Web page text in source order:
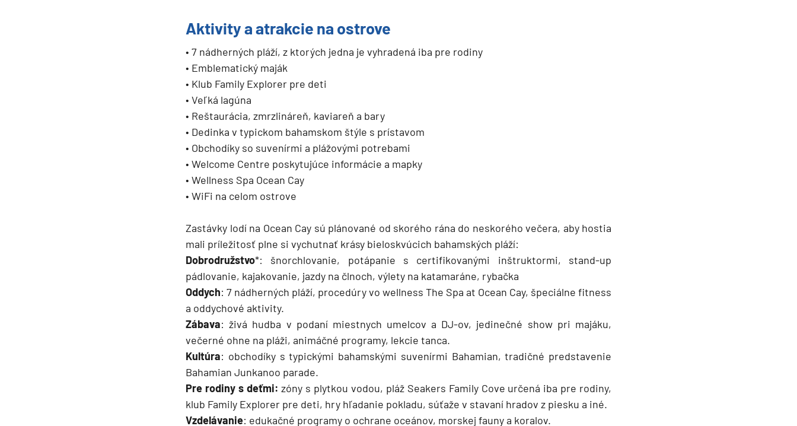
Aktivity a atrakcie na ostrove
• ​7 nádherných pláží, z ktorých jedna je vyhradená iba pre rodiny
• Emblematický maják
• Klub Family Explorer pre deti
• Veľká lagúna
• Reštaurácia, zmrzlináreň, kaviareň a bary
• Dedinka v typickom bahamskom štýle s prístavom
• Obchodíky so suvenírmi a plážovými potrebami
• Welcome Centre poskytujúce informácie a mapky
• Wellness Spa Ocean Cay
• WiFi na celom ostrove
Zastávky lodí na Ocean Cay sú plánované od skorého rána do neskorého večera, aby hostia
mali príležitosť plne si vychutnať krásy bieloskvúcich bahamských pláží:
Dobrodružstvo*: šnorchlovanie, potápanie s certifikovanými inštruktormi, stand-up
pádlovanie, kajakovanie, jazdy na člnoch, výlety na katamaráne, rybačka
Oddych: 7 nádherných pláží, procedúry vo wellness The Spa at Ocean Cay, špeciálne fitness
a oddychové aktivity.
Zábava: živá hudba v podaní miestnych umelcov a DJ-ov, jedinečné show pri majáku,
večerné ohne na pláži, animáčné programy, lekcie tanca.
Kultúra: obchodíky s typickými bahamskými suvenírmi Bahamian, tradičné predstavenie
Bahamian Junkanoo parade.
Pre rodiny s deťmi: zóny s plytkou vodou, pláž Seakers Family Cove určená iba pre rodiny,
klub Family Explorer pre deti, hry hľadanie pokladu, súťaže v stavaní hradov z piesku a iné.
Vzdelávanie: edukačné programy o ochrane oceánov, morskej fauny a koralov.